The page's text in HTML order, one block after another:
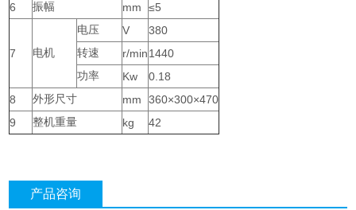
6
振幅 mm ≤5
7 电机
电压 V 380
转速 r/min1440
功率 Kw
0.18
8
外形尺寸 mm
360×300×470
9
整机重量 kg 42
产品咨询